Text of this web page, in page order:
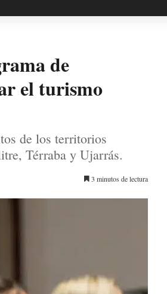
de
el turismo
de los territorios
Térraba y Ujarrás.
3 minutos de lectura